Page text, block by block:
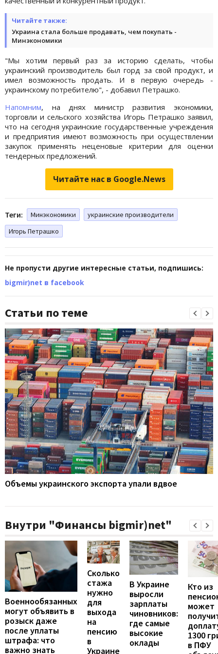
Читайте также:
Украина стала больше продавать, чем покупать -
Минэкономики
"Мы хотим первый раз за историю сделать, чтобы
украинский производитель был горд за свой продукт, и
имел возможность продать. И в первую очередь -
украинскому потребителю", - добавил Петрашко.
Напомним, на днях министр развития экономики,
торговли и сельского хозяйства Игорь Петрашко заявил,
что на сегодня украинские государственные учреждения
и предприятия имеют возможность при осуществлении
закупок применять неценовые критерии для оценки
тендерных предложений.
Читайте нас в Google.News
Теги: Минэкономики
украинские производители
Игорь Петрашко
Не пропусти другие интересные статьи, подпишись:
bigmir)net в facebook
Статьи по теме
Объемы украинского экспорта упали вдвое
Внутри "Финансы bigmir)net"
Военнообязанных
могут объявить в
розыск даже
после уплаты
штрафа: что
важно знать
Сколько
стажа
нужно
для
выхода
на
пенсию
в
Украине
В Украине
выросли
зарплаты
чиновников:
где самые
высокие
оклады
Кто из
может
1300
в ПФУ